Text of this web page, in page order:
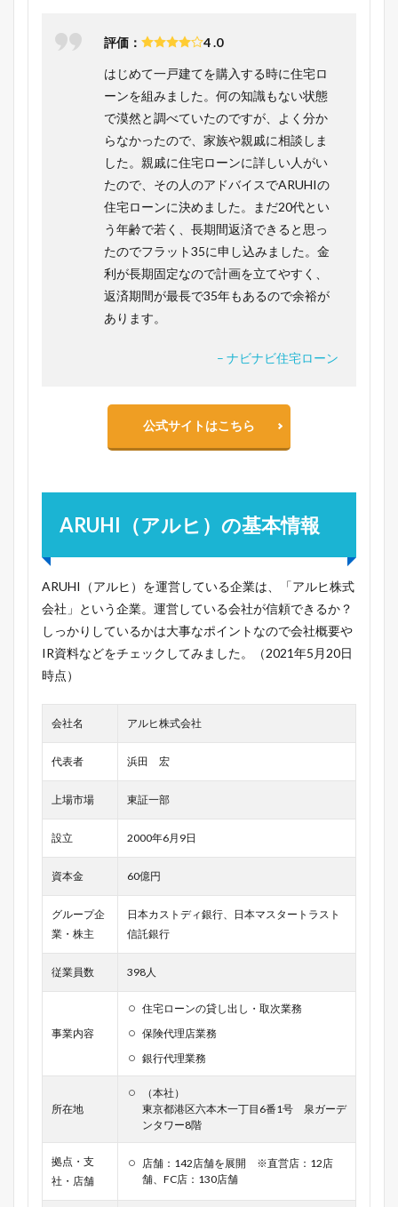
評価： 4 .0
はじめて一戸建てを購入する時に住宅ロ
ーンを組みました。何の知識もない状態
で漠然と調べていたのですが、よく分か
らなかったので、家族や親戚に相談しま
した。親戚に住宅ローンに詳しい人がい
たので、その人のアドバイスでARUHIの
住宅ローンに決めました。まだ20代とい
う年齢で若く、長期間返済できると思っ
たのでフラット35に申し込みました。金
利が長期固定なので計画を立てやすく、
返済期間が最長で35年もあるので余裕が
あります。
– ナビナビ住宅ローン
公式サイトはこちら
ARUHI（アルヒ）の基本情報
ARUHI（アルヒ）を運営している企業は、「アルヒ株式
会社」という企業。運営している会社が信頼できるか？
しっかりしているかは大事なポイントなので会社概要や
IR資料などをチェックしてみました。（2021年5月20日
時点）
会社名 アルヒ株式会社
代表者 浜田 宏
上場市場 東証一部
設立 2000年6月9日
資本金 60億円
グループ企
業・株主
日本カストディ銀行、日本マスタートラスト
信託銀行
従業員数 398人
事業内容
住宅ローンの貸し出し・取次業務
保険代理店業務
銀行代理業務
所在地
（本社）
東京都港区六本木一丁目6番1号 泉ガーデ
ンタワー8階
拠点・支
社・店舗
店舗：142店舗を展開 ※直営店：12店
舗、FC店：130店舗